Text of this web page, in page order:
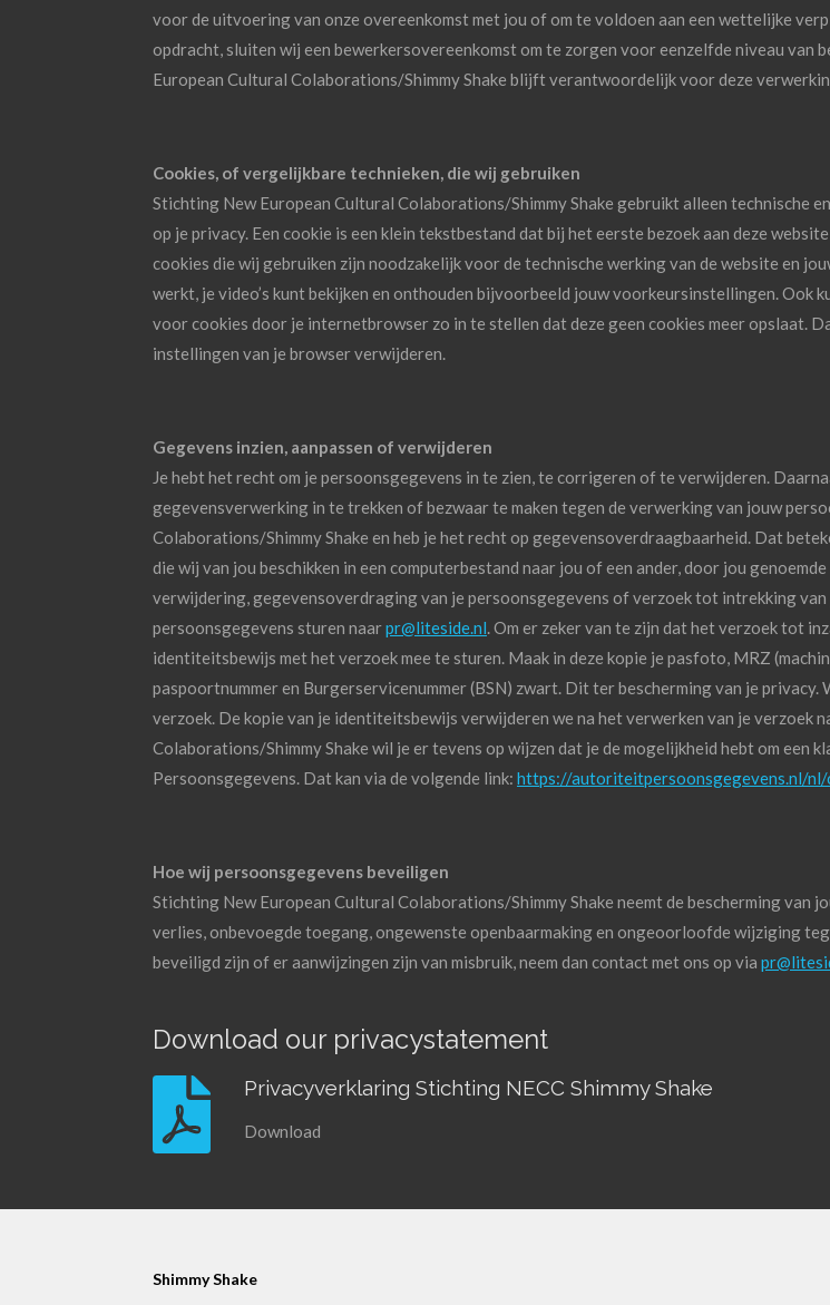
voor de uitvoering van onze overeenkomst met jou of om te voldoen aan een wettelijke
opdracht, sluiten wij een bewerkersovereenkomst om te zorgen voor eenzelfde niveau
European Cultural Colaborations/Shimmy Shake blijft verantwoordelijk voor deze
Cookies, of vergelijkbare technieken, die wij gebruiken
Stichting New European Cultural Colaborations/Shimmy Shake gebruikt alleen technische
op je privacy. Een cookie is een klein tekstbestand dat bij het eerste bezoek aan deze
cookies die wij gebruiken zijn noodzakelijk voor de technische werking van de website en
werkt, je video’s kunt bekijken en onthouden bijvoorbeeld jouw voorkeursinstellingen. Ook
voor cookies door je internetbrowser zo in te stellen dat deze geen cookies meer opslaat.
instellingen van je browser verwijderen.
Gegevens inzien, aanpassen of verwijderen
Je hebt het recht om je persoonsgegevens in te zien, te corrigeren of te verwijderen.
gegevensverwerking in te trekken of bezwaar te maken tegen de verwerking van jouw
Colaborations/Shimmy Shake en heb je het recht op gegevensoverdraagbaarheid. Dat
die wij van jou beschikken in een computerbestand naar jou of een ander, door jou
verwijdering, gegevensoverdraging van je persoonsgegevens of verzoek tot intrekking
persoonsgegevens sturen naarpr@liteside.nl. Om er zeker van te zijn dat het verzoek tot
identiteitsbewijs met het verzoek mee te sturen. Maak in deze kopie je pasfoto, MRZ
paspoortnummer en Burgerservicenummer (BSN) zwart. Dit ter bescherming van je privacy.
verzoek. De kopie van je identiteitsbewijs verwijderen we na het verwerken van je verzoek
Colaborations/Shimmy Shake wil je er tevens op wijzen dat je de mogelijkheid hebt om
Persoonsgegevens. Dat kan via de volgende link: https://autoriteitpersoonsgegevens.nl/
Hoe wij persoonsgegevens beveiligen
Stichting New European Cultural Colaborations/Shimmy Shake neemt de bescherming van
verlies, onbevoegde toegang, ongewenste openbaarmaking en ongeoorloofde wijziging
beveiligd zijn of er aanwijzingen zijn van misbruik, neem dan contact met ons op via
Download our privacystatement
Privacyverklaring Stichting NECC Shimmy Shake
Download
Shimmy Shake